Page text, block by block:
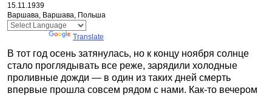
15.11.1939
Варшава, Варшава, Польша
Translate
В тот год осень затянулась, но к концу ноября солнце
стало проглядывать все реже, зарядили холодные
проливные дожди — в один из таких дней смерть
впервые прошла совсем рядом с нами. Как-то вечером